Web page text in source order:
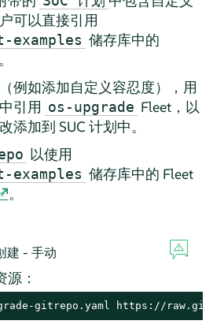
可以直接引用
储存库中的
例如添加自定义容忍度），用
引用 os-upgrade Fleet，以
添加到 SUC 计划中。
以使用
储存库中的 Fleet
。
建 - 手动
源：
gitrepo.yaml https://